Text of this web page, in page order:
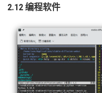
2.12 编程软件